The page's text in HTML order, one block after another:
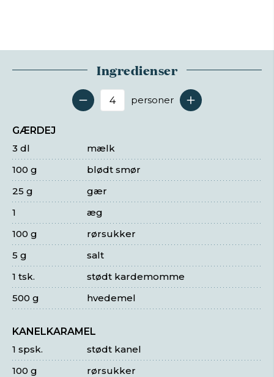
Ingredienser
Antal serveringer
personer
GÆRDEJ
mælk
3 dl
blødt smør
100 g
gær
25 g
æg
1
rørsukker
100 g
salt
5 g
stødt kardemomme
1 tsk.
hvedemel
500 g
KANELKARAMEL
stødt kanel
1 spsk.
rørsukker
100 g